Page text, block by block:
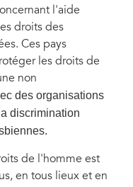
l'aide
droits des
Ces pays
les droits de
non
des organisations
discrimination
de l'homme est
en tous lieux et en